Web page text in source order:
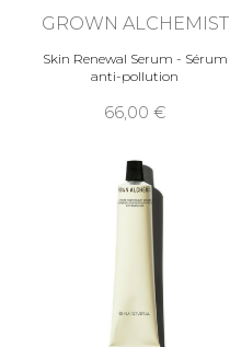
GROWN ALCHEMIST
Skin Renewal Serum - Sérum
anti-pollution
66,00